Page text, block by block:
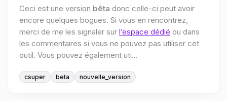
Ceci est une version bêta donc celle-ci peut avoir
encore quelques bogues. Si vous en rencontrez,
merci de me les signaler sur l’espace dédié ou dans
les commentaires si vous ne pouvez pas utiliser cet
outil. Vous pouvez également uti...
csuper beta nouvelle_version